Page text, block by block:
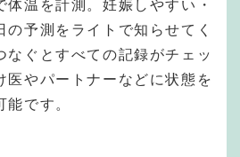
体温を計測。妊娠しやすい・
の予測をライトで知らせてく
なぐとすべての記録がチェッ
医やパートナーなどに状態を
能です。